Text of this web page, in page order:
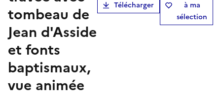
tombeau de
Jean d'Asside
et fonts
baptismaux,
vue animée
Télécharger
à ma
sélection